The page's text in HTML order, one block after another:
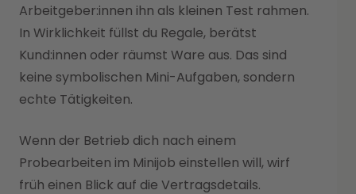
Arbeitgeber:innen ihn als kleinen Test rahmen.
In Wirklichkeit füllst du Regale, berätst
Kund:innen oder räumst Ware aus. Das sind
keine symbolischen Mini-Aufgaben, sondern
echte Tätigkeiten.
Wenn der Betrieb dich nach einem
Probearbeiten im Minijob einstellen will, wirf
früh einen Blick auf die Vertragsdetails.